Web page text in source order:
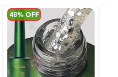
48% OFF